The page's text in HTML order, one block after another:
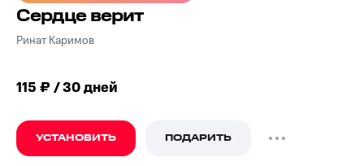
Сердце верит
Ринат Каримов
115 ₽ / 30 дней
УСТАНОВИТЬ ПОДАРИТЬ